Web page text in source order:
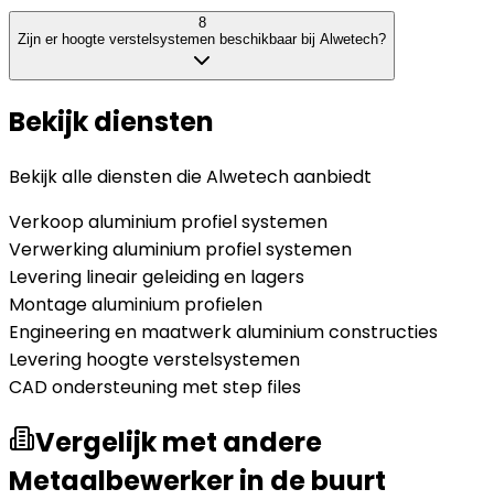
8
Zijn er hoogte verstelsystemen beschikbaar bij Alwetech?
Bekijk diensten
Bekijk alle diensten dieAlwetechaanbiedt
Verkoop aluminium profiel systemen
Verwerking aluminium profiel systemen
Levering lineair geleiding en lagers
Montage aluminium profielen
Engineering en maatwerk aluminium constructies
Levering hoogte verstelsystemen
CAD ondersteuning met step files
Vergelijk met andere
Metaalbewerker in de buurt